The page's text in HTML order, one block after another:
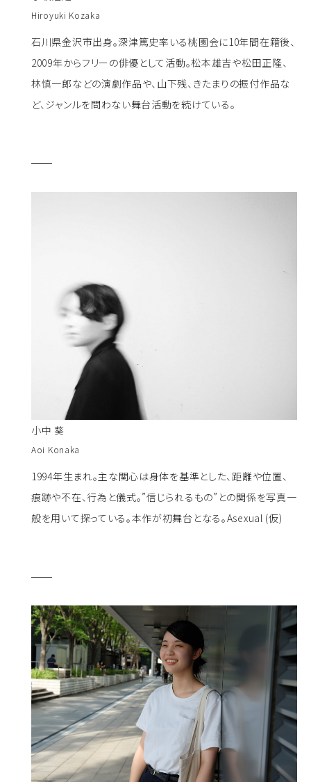
Hiroyuki Kozaka
石川県金沢市出身。深津篤史率いる桃園会に10年間在籍後、
2009年からフリーの俳優として活動。松本雄吉や松田正隆、
林慎一郎などの演劇作品や、山下残、きたまりの振付作品な
ど、ジャンルを問わない舞台活動を続けている。
小中 葵
Aoi Konaka
1994年生まれ。主な関心は身体を基準とした、距離や位置、
痕跡や不在、行為と儀式。”信じられるもの”との関係を写真一
般を用いて探っている。本作が初舞台となる。Asexual (仮)